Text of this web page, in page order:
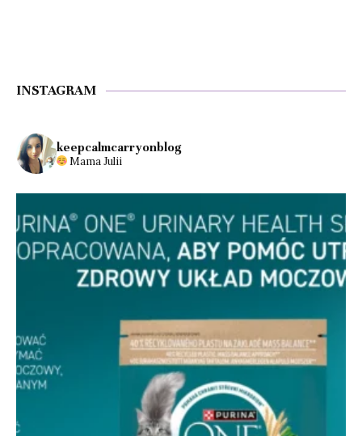
INSTAGRAM
keepcalmcarryonblog
Mama Julii